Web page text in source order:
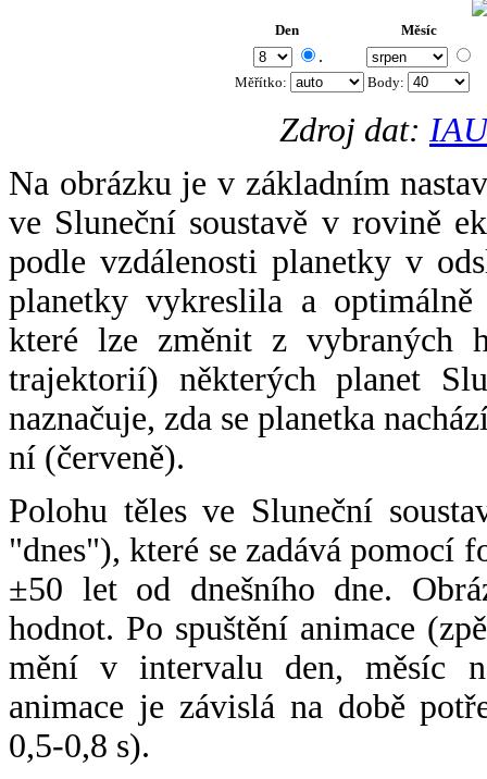
Den Měsíc
.
Měřítko: Body:
Zdroj dat:
Na obrázku je v základním
ve Sluneční soustavě v rovině
podle vzdálenosti planetky v
planetky vykreslila a
které lze změnit z vybraných
trajektorií) některých planet
naznačuje, zda se planetka
ní (červeně).
Polohu těles ve Sluneční
"dnes"), které se zadává pomocí
±50 let od dnešního dne.
hodnot. Po spuštění animace
mění v intervalu den, měsíc
animace je závislá na době
0,5-0,8 s).